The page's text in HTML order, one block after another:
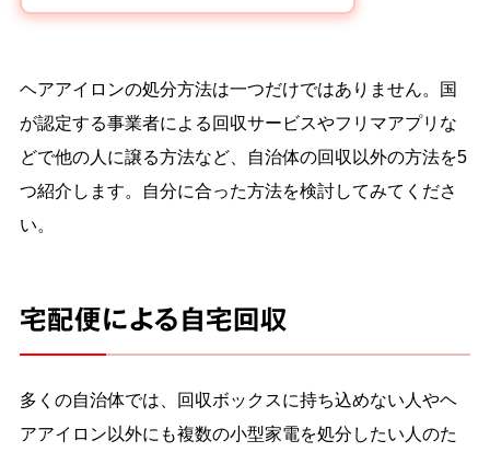
ヘアアイロンの処分方法は一つだけではありません。国
が認定する事業者による回収サービスやフリマアプリな
どで他の人に譲る方法など、自治体の回収以外の方法を5
つ紹介します。自分に合った方法を検討してみてくださ
い。
宅配便による自宅回収
多くの自治体では、回収ボックスに持ち込めない人やヘ
アアイロン以外にも複数の小型家電を処分したい人のた